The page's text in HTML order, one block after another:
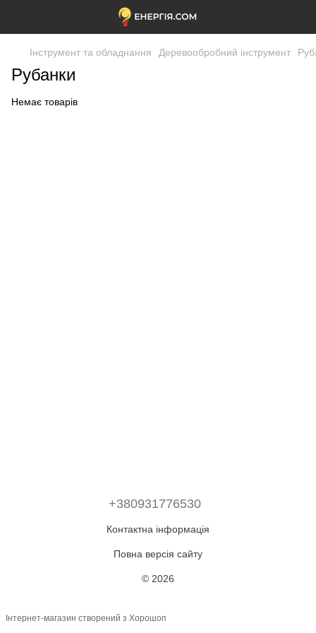
Інструмент та обладнання Деревообробний інструмент
Рубанки
Немає товарів
+380931776530
Контактна інформація
Повна версія сайту
© 2026
Інтернет-магазин створений з Хорошоп